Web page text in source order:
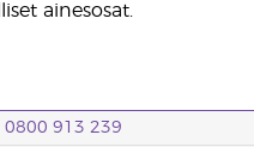
ainesosat.
0800 913 239